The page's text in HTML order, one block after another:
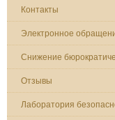
Контакты
Электронное
Снижение
Отзывы
Лаборатория